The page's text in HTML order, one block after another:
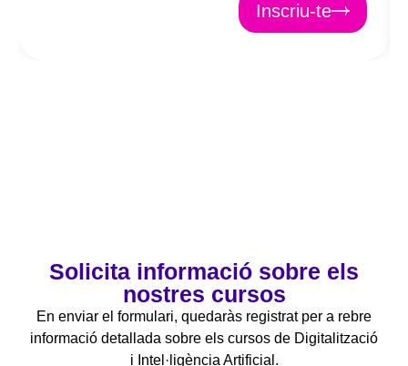
Inscriu-te
Solicita informació sobre els
nostres cursos
En enviar el formulari, quedaràs registrat per a rebre
informació detallada sobre els cursos de Digitalització
i Intel·ligència Artificial.